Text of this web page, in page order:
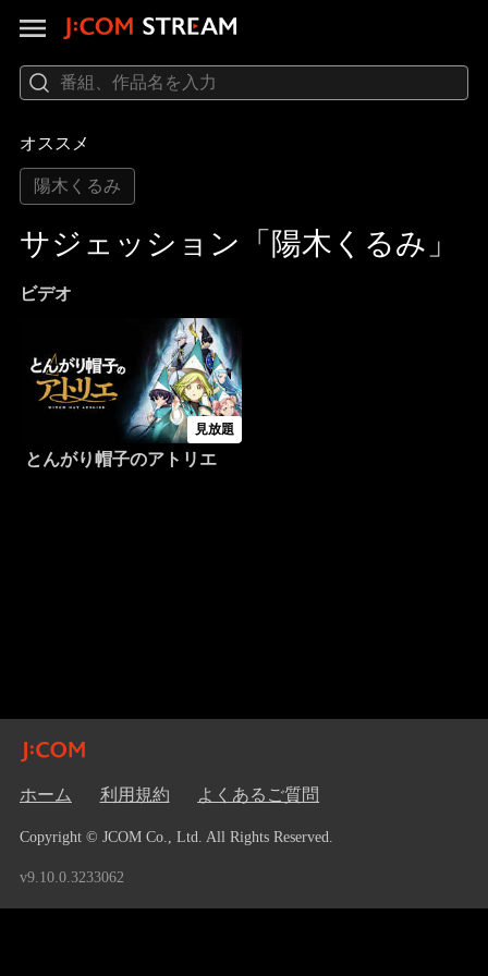
オススメ
陽木くるみ
サジェッション「陽木くるみ」
ビデオ
見放題
とんがり帽子のアトリエ
ホーム 利用規約 よくあるご質問
Copyright © JCOM Co., Ltd. All Rights Reserved.
v9.10.0.3233062